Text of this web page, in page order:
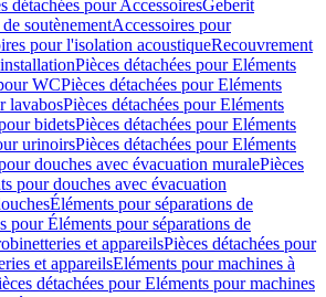
détachées pour AccessoiresGeberit
soutènementAccessoires pour
pour l'isolation acoustiqueRecouvrement
Pièces détachées pour Eléments
WCPièces détachées pour Eléments
lavabosPièces détachées pour Eléments
bidetsPièces détachées pour Eléments
urinoirsPièces détachées pour Eléments
douches avec évacuation muralePièces
pour douches avec évacuation
Éléments pour séparations de
pour Éléments pour séparations de
et appareilsPièces détachées pour
et appareilsEléments pour machines à
détachées pour Eléments pour machines